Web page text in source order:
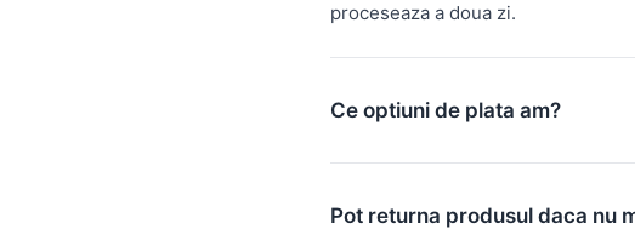
proceseaza a doua zi.
Ce optiuni de plata am?
Pot returna produsul daca nu